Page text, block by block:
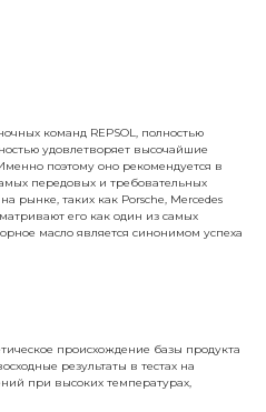
команд REPSOL, полностью
удовлетворяет высочайшие
поэтому оно рекомендуется в
передовых и требовательных
рынке, таких как Porsche, Mercedes
его как один из самых
масло является синонимом успеха
происхождение базы продукта
результаты в тестах на
при высоких температурах,